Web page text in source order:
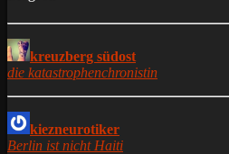
kreuzberg südost
die katastrophenchronistin
kiezneurotiker
Berlin ist nicht Haiti